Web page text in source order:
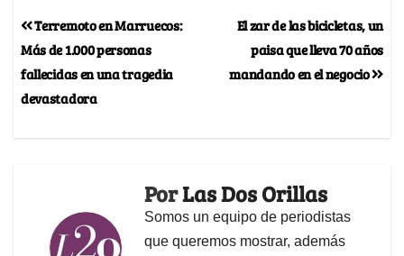
El zar de las bicicletas, un
paisa que lleva 70 años
mandando en el negocio
Terremoto en Marruecos:
Más de 1.000 personas
fallecidas en una tragedia
devastadora
PorLas Dos Orillas
Somos un equipo de periodistas
que queremos mostrar, además